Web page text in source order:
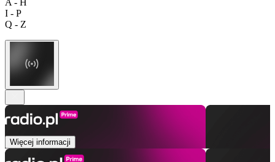
I - P
Q - Z
Więcej informacji